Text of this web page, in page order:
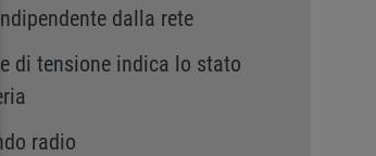
dalla rete
di tensione indica lo stato
radio